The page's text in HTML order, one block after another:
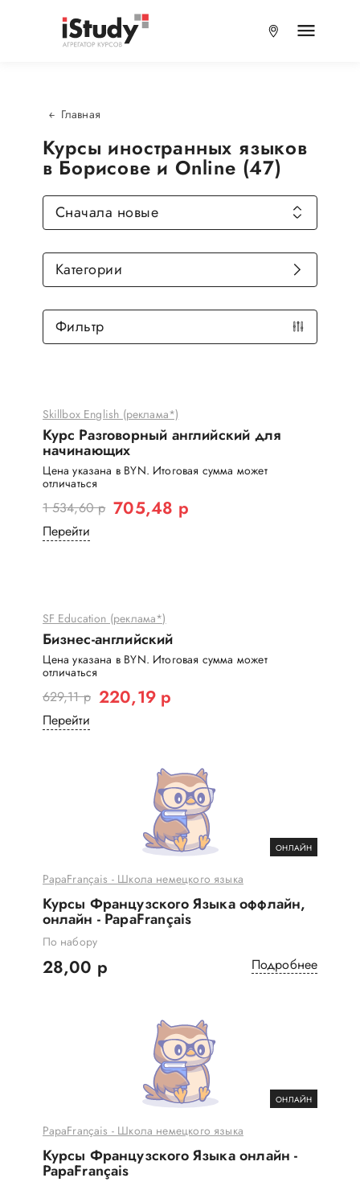
Главная
Курсы иностранных языков
в Борисове и Online (47)
Skillbox English (реклама*)
Курс Разговорный английский для
начинающих
Цена указана в BYN. Итоговая сумма может
отличаться
1 534,60 р 705,48 р
Перейти
SF Education (реклама*)
Бизнес-английский
Цена указана в BYN. Итоговая сумма может
отличаться
629,11 р 220,19 р
Перейти
ОНЛАЙН
PapaFrançais - Школа немецкого языка
Курсы Французского Языка оффлайн,
онлайн - PapaFrançais
По набору
28,00 р Подробнее
ОНЛАЙН
PapaFrançais - Школа немецкого языка
Курсы Французского Языка онлайн -
PapaFrançais
Сначала новые
Категории
Фильтр